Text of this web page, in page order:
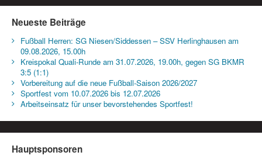
Neueste Beiträge
Fußball Herren: SG Niesen/Siddessen – SSV Herlinghausen am
09.08.2026, 15.00h
Kreispokal Quali-Runde am 31.07.2026, 19.00h, gegen SG BKMR
3:5 (1:1)
Vorbereitung auf die neue Fußball-Saison 2026/2027
Sportfest vom 10.07.2026 bis 12.07.2026
Arbeitseinsatz für unser bevorstehendes Sportfest!
Hauptsponsoren